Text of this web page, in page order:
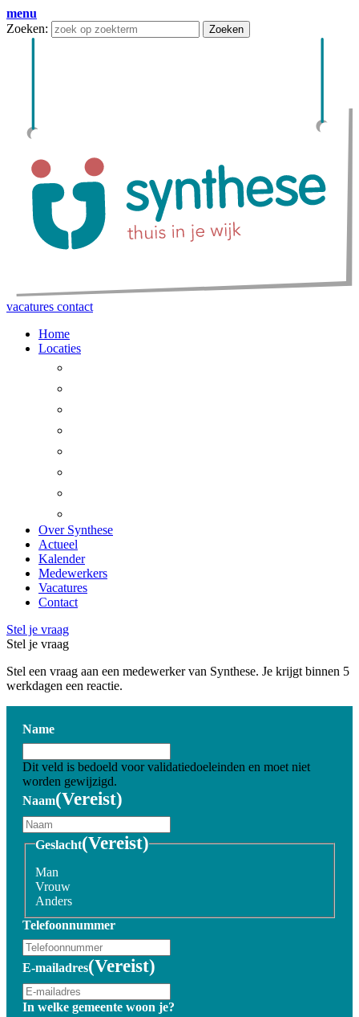
menu
Zoeken:
Zoeken
vacatures contact
Home
Locaties
Over Synthese
Actueel
Kalender
Medewerkers
Vacatures
Contact
Stel je vraag
Stel je vraag
Stel een vraag aan een medewerker van Synthese. Je krijgt binnen 5
werkdagen een reactie.
Name
Dit veld is bedoeld voor validatiedoeleinden en moet niet
worden gewijzigd.
Naam(Vereist)
Geslacht(Vereist)
Man
Vrouw
Anders
Telefoonnummer
E-mailadres(Vereist)
In welke gemeente woon je?